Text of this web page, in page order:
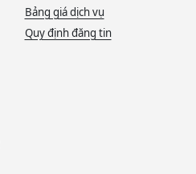
Bảng giá dịch vụ
Quy định đăng tin